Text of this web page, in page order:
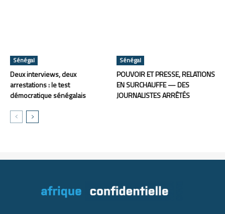
Sénégal
Deux interviews, deux
arrestations : le test
démocratique sénégalais
Sénégal
POUVOIR ET PRESSE, RELATIONS
EN SURCHAUFFE — DES
JOURNALISTES ARRÊTÉS